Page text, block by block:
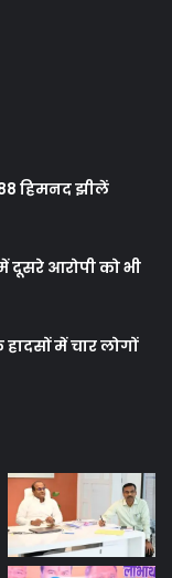
हिमनद झीलें
आरोपी को भी
में चार लोगों